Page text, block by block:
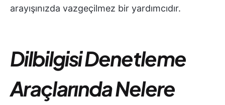
arayışınızda vazgeçilmez bir yardımcıdır.
Dilbilgisi Denetleme
Araçlarında Nelere